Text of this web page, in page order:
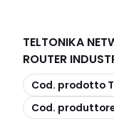
TELTONIKA
ROUTER
copia
Cod. prodotto
copia
Cod.